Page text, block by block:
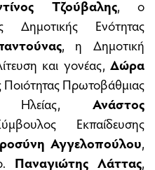
Τζούβαλης, ο
Δημοτικής Ενότητας
, η Δημοτική
και γονέας, Δώρα
Ποιότητας Πρωτοβάθμιας
Ηλείας, Ανάστος
Εκπαίδευσης
Αγγελοπούλου,
Παναγιώτης Λάττας,